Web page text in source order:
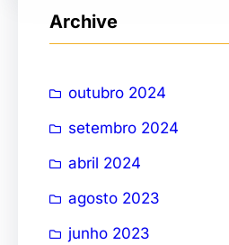
u
a
r
Archive
outubro 2024
setembro 2024
abril 2024
agosto 2023
junho 2023